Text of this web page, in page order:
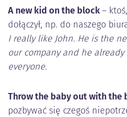
A new kid on the block–
dołączył, np. do naszego
I really like John. He is the
our company and he
everyone.
Throw the baby out with the
pozbywać się czegoś